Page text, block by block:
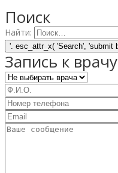
Поиск
Найти:
Запись к врачу